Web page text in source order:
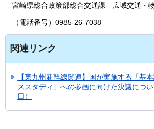
宮崎県総合政策部総合交通課 広域交通・
（電話番号）0985-26-7038
関連リンク
【東九州新幹線関連】国が実施する「基
ススタディ」への参画に向けた決議につ
日）